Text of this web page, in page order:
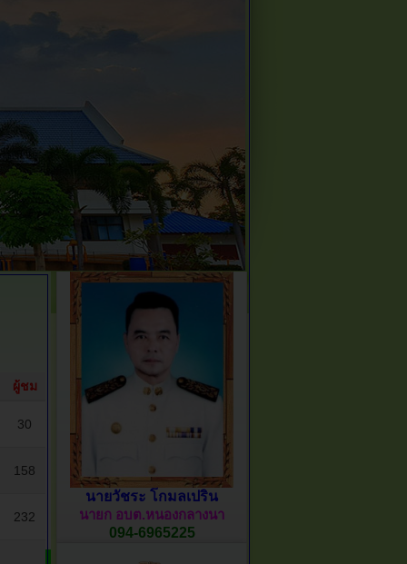
ผู้ชม
30
158
232
นายวัชระ โกมลเปริน
นายก อบต.หนองกลางนา
094-6965225